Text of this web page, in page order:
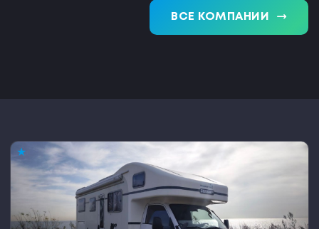
ВСЕ КОМПАНИИ trending_flat
★